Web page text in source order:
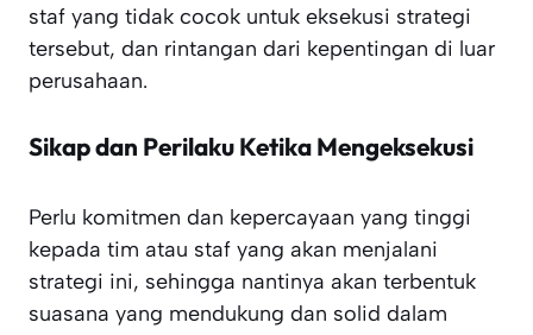
staf yang tidak cocok untuk eksekusi strategi
tersebut, dan rintangan dari kepentingan di luar
perusahaan.
Sikap dan Perilaku Ketika Mengeksekusi
Perlu komitmen dan kepercayaan yang tinggi
kepada tim atau staf yang akan menjalani
strategi ini, sehingga nantinya akan terbentuk
suasana yang mendukung dan solid dalam